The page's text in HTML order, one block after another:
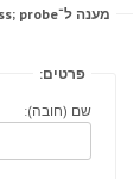
מענה ל־Often purpura science mass; probe.
פרטים:
שם (חובה):